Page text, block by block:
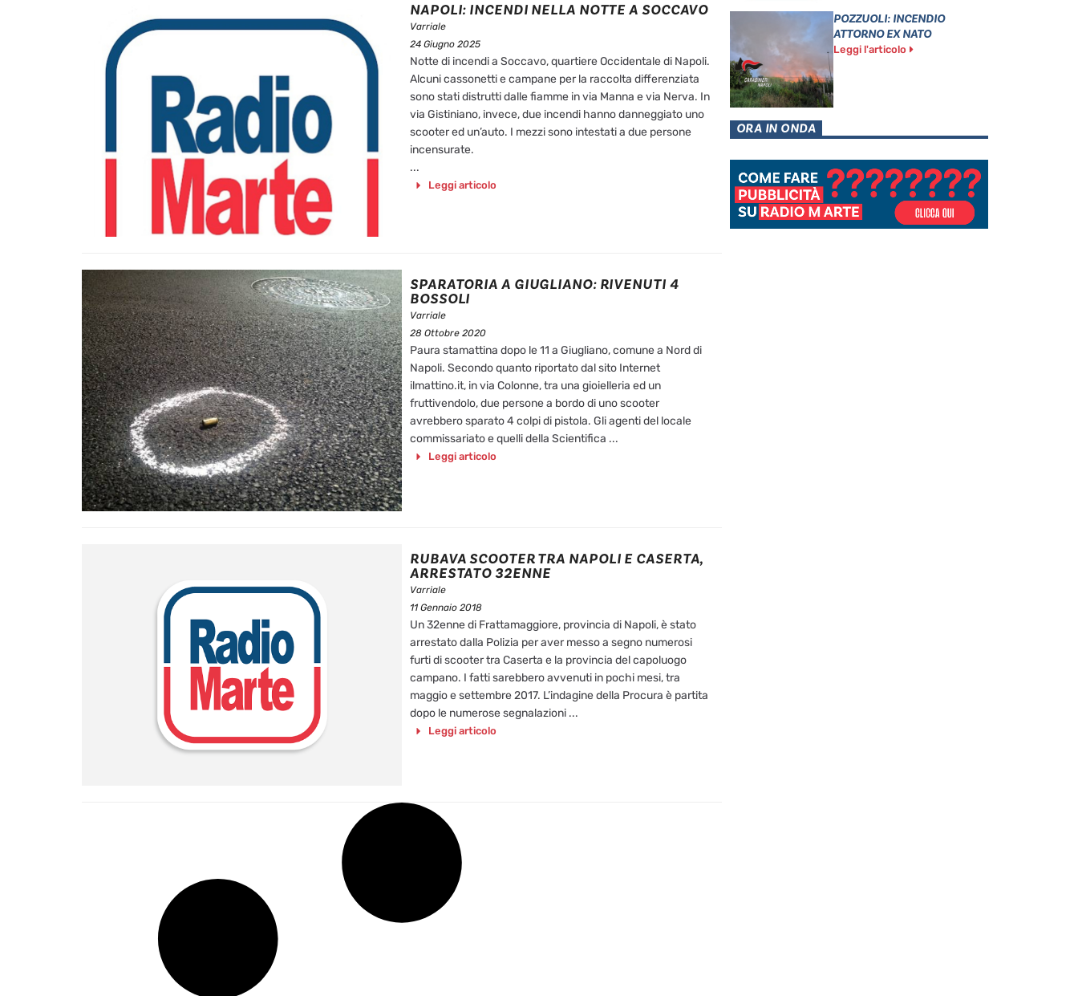
NAPOLI: INCENDI NELLA NOTTE A SOCCAVO
Varriale
24 Giugno 2025
Notte di incendi a Soccavo, quartiere Occidentale di Napoli.
Alcuni cassonetti e campane per la raccolta differenziata
sono stati distrutti dalle fiamme in via Manna e via Nerva. In
via Gistiniano, invece, due incendi hanno danneggiato uno
scooter ed un’auto. I mezzi sono intestati a due persone
incensurate.
...
Leggi articolo
SPARATORIA A GIUGLIANO: RIVENUTI 4
BOSSOLI
Varriale
28 Ottobre 2020
Paura stamattina dopo le 11 a Giugliano, comune a Nord di
Napoli. Secondo quanto riportato dal sito Internet
ilmattino.it, in via Colonne, tra una gioielleria ed un
fruttivendolo, due persone a bordo di uno scooter
avrebbero sparato 4 colpi di pistola. Gli agenti del locale
commissariato e quelli della Scientifica ...
Leggi articolo
RUBAVA SCOOTER TRA NAPOLI E CASERTA,
ARRESTATO 32ENNE
Varriale
11 Gennaio 2018
Un 32enne di Frattamaggiore, provincia di Napoli, è stato
arrestato dalla Polizia per aver messo a segno numerosi
furti di scooter tra Caserta e la provincia del capoluogo
campano. I fatti sarebbero avvenuti in pochi mesi, tra
maggio e settembre 2017. L’indagine della Procura è partita
dopo le numerose segnalazioni ...
Leggi articolo
POZZUOLI: INCENDIO
ATTORNO EX NATO
Leggi l'articolo
ORA IN ONDA